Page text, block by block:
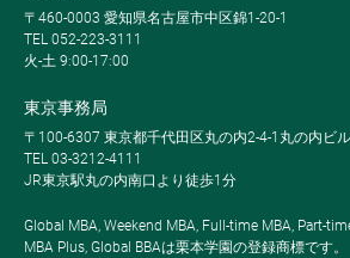
〒460-0003 愛知県名古屋市中区錦1-20-1
TEL 052-223-3111
火-土 9:00-17:00
東京事務局
〒100-6307 東京都千代田区丸の内2-4-1丸の内ビ
TEL 03-3212-4111
JR東京駅丸の内南口より徒歩1分
Global MBA, Weekend MBA, Full-time MBA, Part-
MBA Plus, Global BBAは栗本学園の登録商標です。